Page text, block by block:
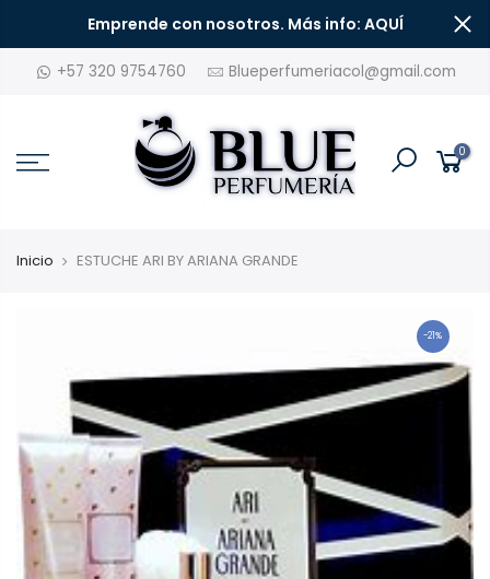
Emprende con nosotros. Más info: AQUÍ
+57 320 9754760 Blueperfumeriacol@gmail.com
0
Inicio ESTUCHE ARI BY ARIANA GRANDE
-21%